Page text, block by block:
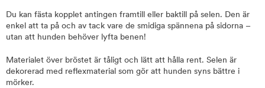
Du kan fästa kopplet antingen framtill eller baktill på selen. Den är
enkel att ta på och av tack vare de smidiga spännena på sidorna –
utan att hunden behöver lyfta benen!
Materialet över bröstet är tåligt och lätt att hålla rent. Selen är
dekorerad med reflexmaterial som gör att hunden syns bättre i
mörker.